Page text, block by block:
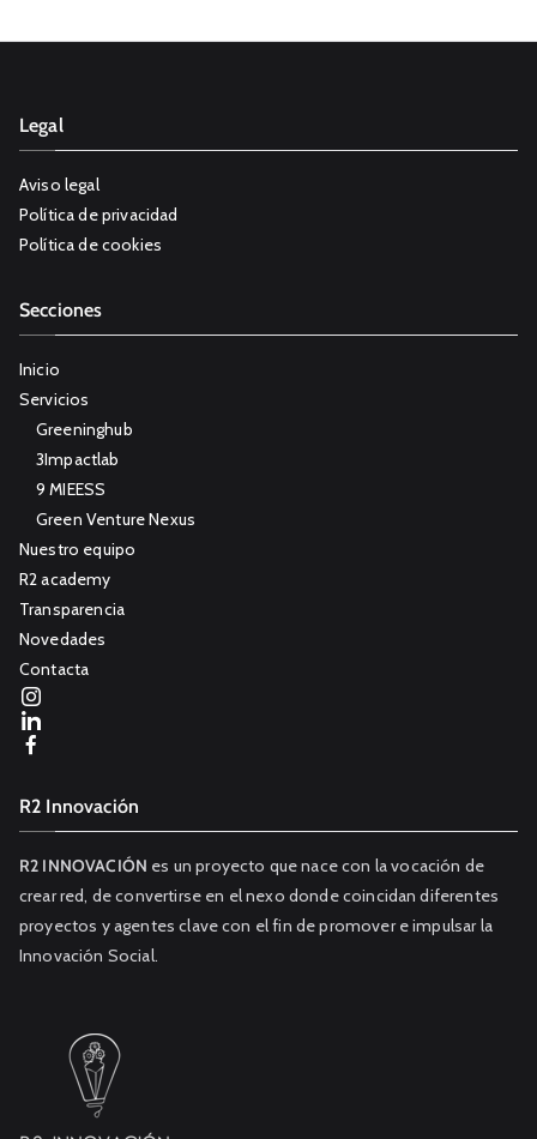
Legal
Aviso legal
Política de privacidad
Política de cookies
Secciones
Inicio
Servicios
Greeninghub
3Impactlab
9 MIEESS
Green Venture Nexus
Nuestro equipo
R2 academy
Transparencia
Novedades
Contacta
R2 Innovación
R2 INNOVACIÓN es un proyecto que nace con la vocación de
crear red, de convertirse en el nexo donde coincidan diferentes
proyectos y agentes clave con el fin de promover e impulsar la
Innovación Social.